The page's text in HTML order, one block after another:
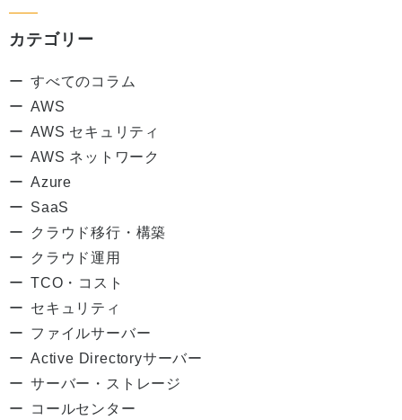
カテゴリー
すべてのコラム
AWS
AWS セキュリティ
AWS ネットワーク
Azure
SaaS
クラウド移行・構築
クラウド運用
TCO・コスト
セキュリティ
ファイルサーバー
Active Directoryサーバー
サーバー・ストレージ
コールセンター